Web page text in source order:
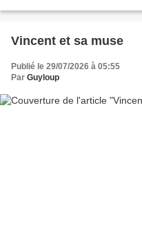
Vincent et sa muse
Publié le 29/07/2026 à 05:55
Par Guyloup